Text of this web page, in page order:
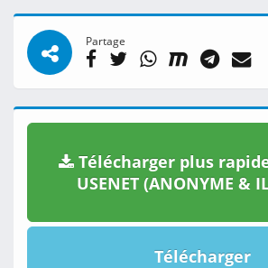
Partage
Télécharger plus
USENET (ANONYME &
Télécharger